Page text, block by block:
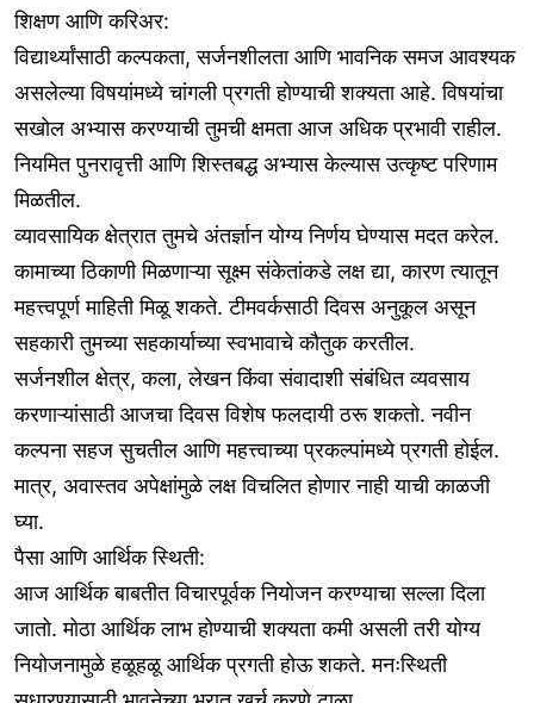
शिक्षण आणि करिअर:
विद्यार्थ्यांसाठी कल्पकता, सर्जनशीलता आणि भावनिक समज आवश्यक
असलेल्या विषयांमध्ये चांगली प्रगती होण्याची शक्यता आहे. विषयांचा
सखोल अभ्यास करण्याची तुमची क्षमता आज अधिक प्रभावी राहील.
नियमित पुनरावृत्ती आणि शिस्तबद्ध अभ्यास केल्यास उत्कृष्ट परिणाम
मिळतील.
व्यावसायिक क्षेत्रात तुमचे अंतर्ज्ञान योग्य निर्णय घेण्यास मदत करेल.
कामाच्या ठिकाणी मिळणाऱ्या सूक्ष्म संकेतांकडे लक्ष द्या, कारण त्यातून
महत्त्वपूर्ण माहिती मिळू शकते. टीमवर्कसाठी दिवस अनुकूल असून
सहकारी तुमच्या सहकार्याच्या स्वभावाचे कौतुक करतील.
सर्जनशील क्षेत्र, कला, लेखन किंवा संवादाशी संबंधित व्यवसाय
करणाऱ्यांसाठी आजचा दिवस विशेष फलदायी ठरू शकतो. नवीन
कल्पना सहज सुचतील आणि महत्त्वाच्या प्रकल्पांमध्ये प्रगती होईल.
मात्र, अवास्तव अपेक्षांमुळे लक्ष विचलित होणार नाही याची काळजी
घ्या.
पैसा आणि आर्थिक स्थिती:
आज आर्थिक बाबतीत विचारपूर्वक नियोजन करण्याचा सल्ला दिला
जातो. मोठा आर्थिक लाभ होण्याची शक्यता कमी असली तरी योग्य
नियोजनामुळे हळूहळू आर्थिक प्रगती होऊ शकते. मनःस्थिती